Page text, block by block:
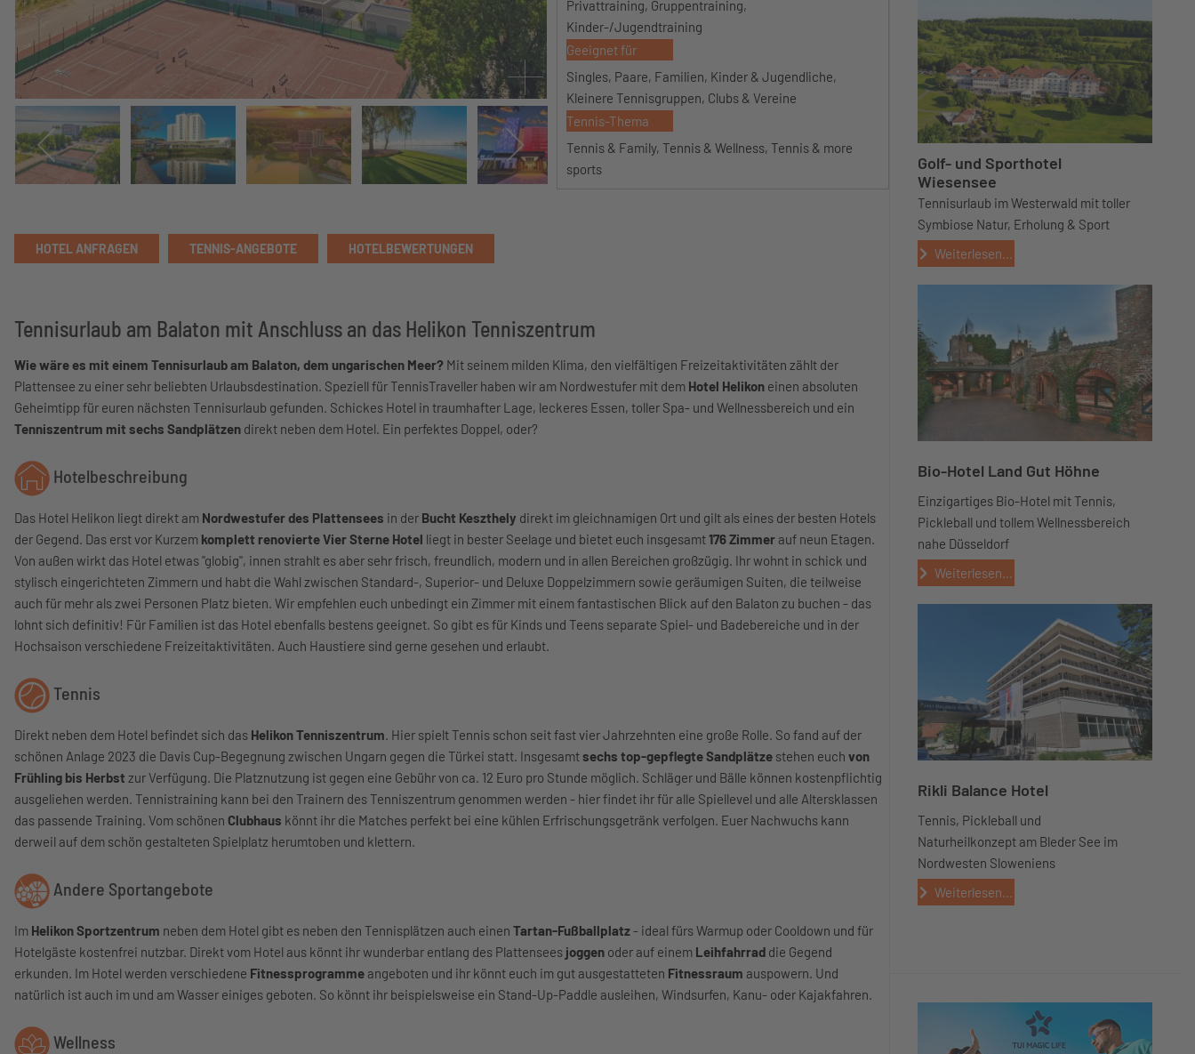
Privattraining, Gruppentraining,
Kinder-/Jugendtraining
Geeignet für
Singles, Paare, Familien, Kinder & Jugendliche,
Kleinere Tennisgruppen, Clubs & Vereine
Tennis-Thema
Tennis & Family, Tennis & Wellness, Tennis & more
sports
HOTEL ANFRAGEN TENNIS-ANGEBOTE HOTELBEWERTUNGEN
Tennisurlaub am Balaton mit Anschluss an das Helikon Tenniszentrum
Wie wäre es mit einem Tennisurlaub am Balaton, dem ungarischen Meer? Mit seinem milden Klima, den vielfältigen Freizeitaktivitäten zählt der
Plattensee zu einer sehr beliebten Urlaubsdestination. Speziell für TennisTraveller haben wir am Nordwestufer mit dem Hotel Helikon einen absoluten
Geheimtipp für euren nächsten Tennisurlaub gefunden. Schickes Hotel in traumhafter Lage, leckeres Essen, toller Spa- und Wellnessbereich und ein
Tenniszentrum mit sechs Sandplätzen direkt neben dem Hotel. Ein perfektes Doppel, oder?
Hotelbeschreibung
Das Hotel Helikon liegt direkt am Nordwestufer des Plattensees in der Bucht Keszthely direkt im gleichnamigen Ort und gilt als eines der besten Hotels
der Gegend. Das erst vor Kurzem komplett renovierte Vier Sterne Hotel liegt in bester Seelage und bietet euch insgesamt176 Zimmer auf neun Etagen.
Von außen wirkt das Hotel etwas "globig", innen strahlt es aber sehr frisch, freundlich, modern und in allen Bereichen großzügig. Ihr wohnt in schick und
stylisch eingerichteten Zimmern und habt die Wahl zwischen Standard-, Superior- und Deluxe Doppelzimmern sowie geräumigen Suiten, die teilweise
auch für mehr als zwei Personen Platz bieten. Wir empfehlen euch unbedingt ein Zimmer mit einem fantastischen Blick auf den Balaton zu buchen - das
lohnt sich definitiv! Für Familien ist das Hotel ebenfalls bestens geeignet. So gibt es für Kinds und Teens separate Spiel- und Badebereiche und in der
Hochsaison verschiedene Freizeitaktivitäten. Auch Haustiere sind gerne gesehen und erlaubt.
Tennis
Direkt neben dem Hotel befindet sich das Helikon Tenniszentrum. Hier spielt Tennis schon seit fast vier Jahrzehnten eine große Rolle. So fand auf der
schönen Anlage 2023 die Davis Cup-Begegnung zwischen Ungarn gegen die Türkei statt. Insgesamtsechs top-gepflegte Sandplätze stehen euch von
Frühling bis Herbst zur Verfügung. Die Platznutzung ist gegen eine Gebühr von ca. 12 Euro pro Stunde möglich. Schläger und Bälle können kostenpflichtig
ausgeliehen werden. Tennistraining kann bei den Trainern des Tenniszentrum genommen werden - hier findet ihr für alle Spiellevel und alle Altersklassen
das passende Training. Vom schönen Clubhaus könnt ihr die Matches perfekt bei eine kühlen Erfrischungsgetränk verfolgen. Euer Nachwuchs kann
derweil auf dem schön gestalteten Spielplatz herumtoben und klettern.
Andere Sportangebote
Im Helikon Sportzentrum neben dem Hotel gibt es neben den Tennisplätzen auch einen Tartan-Fußballplatz- ideal fürs Warmup oder Cooldown und für
Hotelgäste kostenfrei nutzbar. Direkt vom Hotel aus könnt ihr wunderbar entlang des Plattensees joggen oder auf einem Leihfahrrad die Gegend
erkunden. Im Hotel werden verschiedene Fitnessprogramme angeboten und ihr könnt euch im gut ausgestatteten Fitnessraum auspowern. Und
natürlich ist auch im und am Wasser einiges geboten. So könnt ihr beispielsweise ein Stand-Up-Paddle ausleihen, Windsurfen, Kanu- oder Kajakfahren.
Wellness
Golf- und Sporthotel
Wiesensee
Tennisurlaub im Westerwald mit toller
Symbiose Natur, Erholung & Sport
Weiterlesen...
Bio-Hotel Land Gut Höhne
Einzigartiges Bio-Hotel mit Tennis,
Pickleball und tollem Wellnessbereich
nahe Düsseldorf
Weiterlesen...
Rikli Balance Hotel
Tennis, Pickleball und
Naturheilkonzept am Bleder See im
Nordwesten Sloweniens
Weiterlesen...